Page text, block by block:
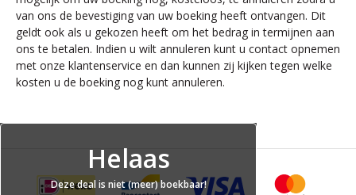
van ons de bevestiging van uw boeking heeft ontvangen. Dit
geldt ook als u gekozen heeft om het bedrag in termijnen aan
ons te betalen. Indien u wilt annuleren kunt u contact opnemen
met onze klantenservice en dan kunnen zij kijken tegen welke
kosten u de boeking nog kunt annuleren.
Helaas
Deze deal is niet (meer) boekbaar!